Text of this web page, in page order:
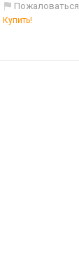
Пожаловаться
Купить!